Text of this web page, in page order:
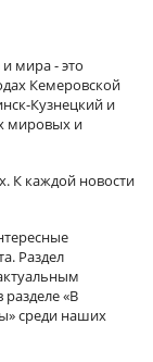
и мира - это
Кемеровской
Кузнецкий и
мировых и
К каждой новости
Раздел
«В
среди наших